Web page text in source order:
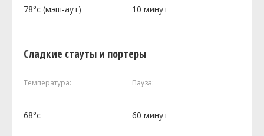
78°c (мэш-аут) 10 минут
Сладкие стауты и портеры
Температура: Пауза:
68°c 60 минут